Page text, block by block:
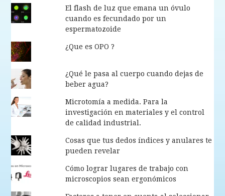
El flash de luz que emana un óvulo
cuando es fecundado por un
espermatozoide
¿Que es OPO ?
¿Qué le pasa al cuerpo cuando dejas de
beber agua?
Microtomía a medida. Para la
investigación en materiales y el control
de calidad industrial.
Cosas que tus dedos índices y anulares te
pueden revelar
Cómo lograr lugares de trabajo con
microscopios sean ergonómicos